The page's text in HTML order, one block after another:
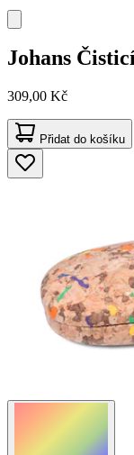
Johans
309,00 Kč
Přidat do košíku